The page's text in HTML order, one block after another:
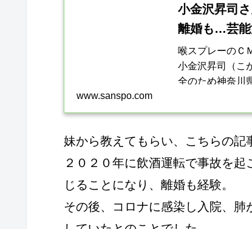
小金沢昇司
離婚も…芸能
喉スプレーのＣ
小金沢昇司（こ
全のため神奈川
www.sanspo.com
妹から教えてもらい、こちらの記
２０２０年に飲酒運転で事故を
じることになり、離婚も経験。
その後、コロナに感染し入院、